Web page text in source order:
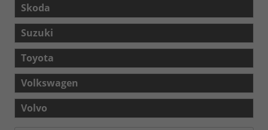
Skoda
Suzuki
Toyota
Volkswagen
Volvo